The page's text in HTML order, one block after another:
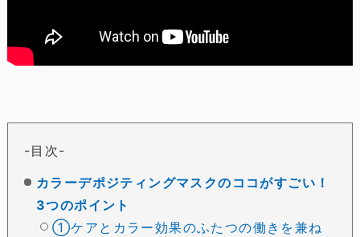
目次
カラーデポジティングマスクのココがすごい！
3つのポイント
①ケアとカラー効果のふたつの働きを兼ね